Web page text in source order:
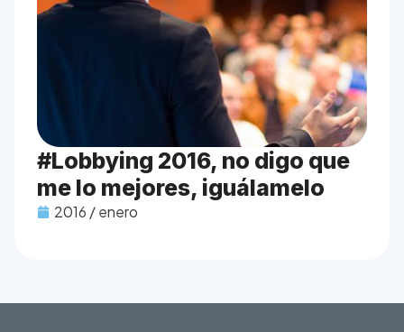
#Lobbying 2016, no digo que
me lo mejores, iguálamelo
2016 / enero